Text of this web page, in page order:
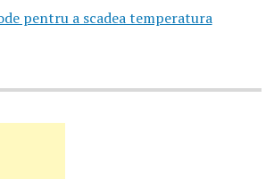
pentru a scadea temperatura